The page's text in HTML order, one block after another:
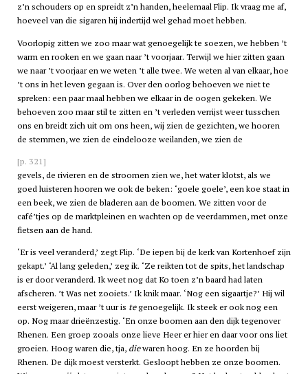
z’n schouders op en spreidt z’n handen, heelemaal Flip. Ik vraag me af,
hoeveel van die sigaren hij indertijd wel gehad moet hebben.
Voorlopig zitten we zoo maar wat genoegelijk te soezen, we hebben ’t
warm en rooken en we gaan naar ’t voorjaar. Terwijl we hier zitten gaan
we naar ’t voorjaar en we weten ’t alle twee. We weten al van elkaar, hoe
’t ons in het leven gegaan is. Over den oorlog behoeven we niet te
spreken: een paar maal hebben we elkaar in de oogen gekeken. We
behoeven zoo maar stil te zitten en ’t verleden verrijst weer tusschen
ons en breidt zich uit om ons heen, wij zien de gezichten, we hooren
de stemmen, we zien de eindelooze weilanden, we zien de
[p. 321]
gevels, de rivieren en de stroomen zien we, het water klotst, als we
goed luisteren hooren we ook de beken: ‘goele goele’, een koe staat in
een beek, we zien de bladeren aan de boomen. We zitten voor de
café’tjes op de marktpleinen en wachten op de veerdammen, met onze
fietsen aan de hand.
‘Er is veel veranderd,’ zegt Flip. ‘De iepen bij de kerk van Kortenhoef zijn
gekapt.’ ‘Al lang geleden,’ zeg ik. ‘Ze reikten tot de spits, het landschap
is er door veranderd. Ik weet nog dat Ko toen z’n baard had laten
afscheren. ’t Was net zooiets.’ Ik knik maar. ‘Nog een sigaartje?’ Hij wil
eerst weigeren, maar ’t uur is tegenoegelijk. Ik steek er ook nog een
op. Nog maar drieënzestig. ‘En onze boomen aan den dijk tegenover
Rhenen. Een groep zooals onze lieve Heer er hier en daar voor ons liet
groeien. Hoog waren die, tja, diewaren hoog. En ze hoorden bij
Rhenen. De dijk moest versterkt. Gesloopt hebben ze onze boomen.